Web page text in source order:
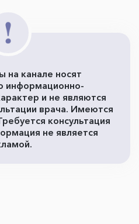
на канале носят
информационно-
и не являются
врача. Имеются
консультация
не является